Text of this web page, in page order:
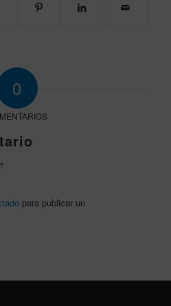
0
para publicar un